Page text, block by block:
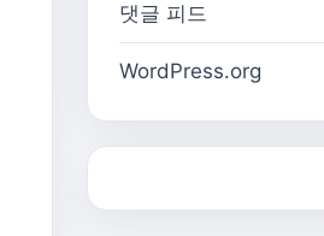
댓글 피드
WordPress.org